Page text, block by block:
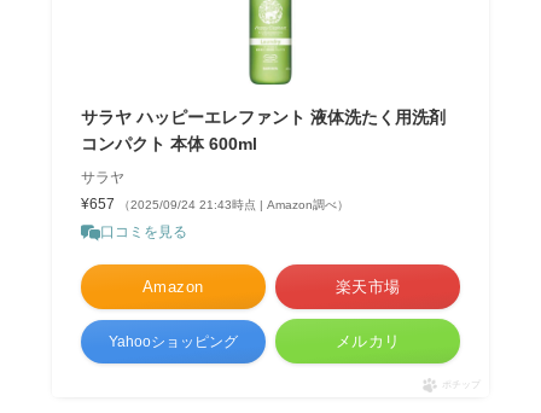
サラヤ ハッピーエレファント 液体洗たく用洗剤
コンパクト 本体 600ml
サラヤ
¥657
（2025/09/24 21:43時点 | Amazon調べ）
口コミを見る
Amazon 楽天市場
Yahooショッピング メルカリ
ポチップ